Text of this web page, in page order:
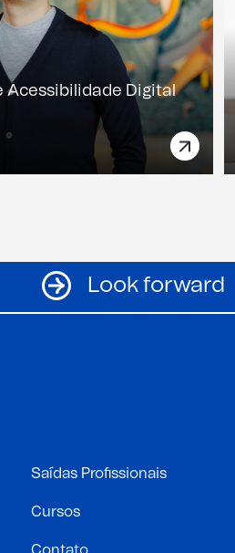
Acessibilidade Digital
faster.
Saídas Profissionais
Cursos
Contato